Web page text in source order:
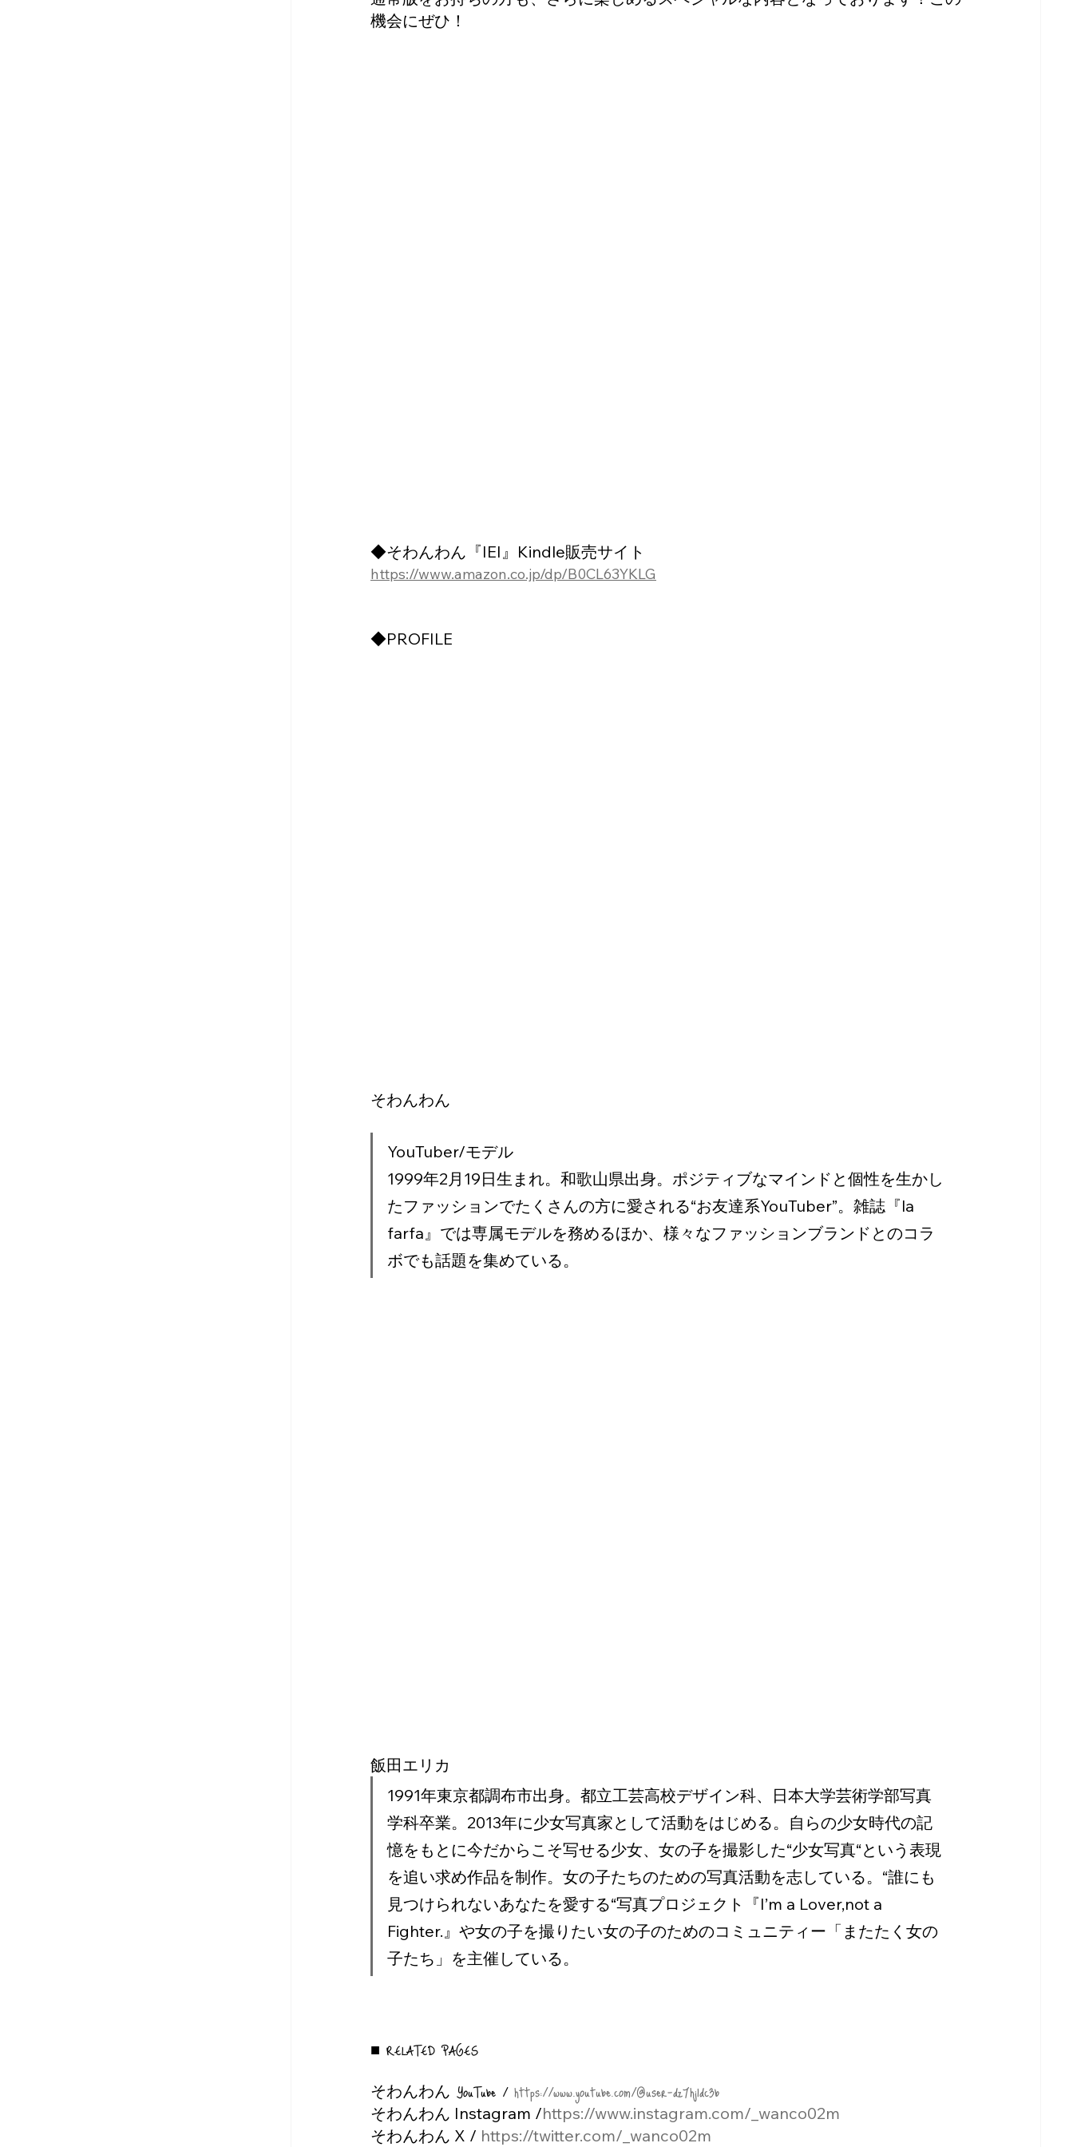
機会にぜひ！
◆そわんわん『IEI』Kindle販売サイト
https://www.amazon.co.jp/dp/B0CL63YKLG
◆PROFILE
そわんわん
YouTuber/モデル
1999年2月19日生まれ。和歌山県出身。ポジティブなマインドと個性を生かし
たファッションでたくさんの方に愛される“お友達系YouTuber”。雑誌『la
farfa』では専属モデルを務めるほか、様々なファッションブランドとのコラ
ボでも話題を集めている。
飯田エリカ
1991年東京都調布市出身。都立工芸高校デザイン科、日本大学芸術学部写真
学科卒業。2013年に少女写真家として活動をはじめる。自らの少女時代の記
憶をもとに今だからこそ写せる少女、女の子を撮影した“少女写真“という表現
を追い求め作品を制作。女の子たちのための写真活動を志している。“誰にも
見つけられないあなたを愛する“写真プロジェクト『I’m a Lover,not a
Fighter.』や女の子を撮りたい女の子のためのコミュニティー「またたく女の
子たち」を主催している。
■ RELATED PAGES
そわんわん YouTube / https://www.youtube.com/@user-dz7hj1dc3b
そわんわん Instagram /https://www.instagram.com/_wanco02m
そわんわん X / https://twitter.com/_wanco02m